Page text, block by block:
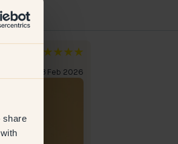
share
18 Feb 2026